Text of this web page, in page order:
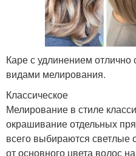
Каре с удлинением отлично
видами мелирования.
Классическое
Мелирование в стиле
окрашивание отдельных
всего выбираются светлые
от основного цвета волос